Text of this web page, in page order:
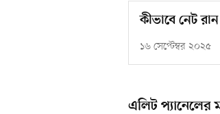
কীভাবে নেট
১৬ সেপ্টেম্বর ২০২৫
এলিট প্যানেলের